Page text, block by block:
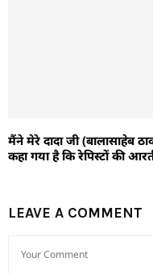
मैंने मेरे दादा जी (बालासाहेब
कहा गया है कि रेपिस्टों की
LEAVE A COMMENT